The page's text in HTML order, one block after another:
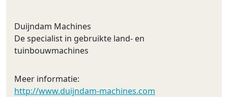
Duijndam Machines
De specialist in gebruikte land- en
tuinbouwmachines
Meer informatie:
http://www.duijndam-machines.com